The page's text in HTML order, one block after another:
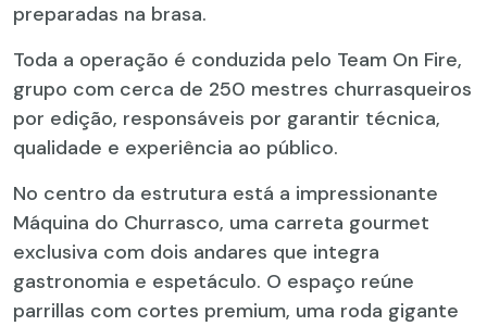
preparadas na brasa.
Toda a operação é conduzida pelo Team On Fire,
grupo com cerca de 250 mestres churrasqueiros
por edição, responsáveis por garantir técnica,
qualidade e experiência ao público.
No centro da estrutura está a impressionante
Máquina do Churrasco, uma carreta gourmet
exclusiva com dois andares que integra
gastronomia e espetáculo. O espaço reúne
parrillas com cortes premium, uma roda gigante